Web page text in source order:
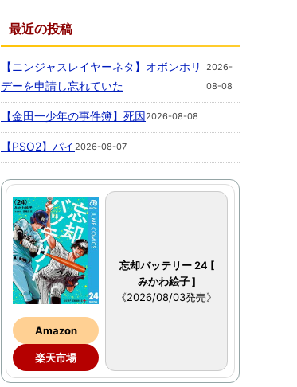
最近の投稿
【ニンジャスレイヤーネタ】オボンホリ
デーを申請し忘れていた
2026-
08-08
【金田一少年の事件簿】死因2026-08-08
【PSO2】パイ2026-08-07
Amazon
楽天市場
忘却バッテリー 24 [
みかわ絵子 ]
《2026/08/03発売》